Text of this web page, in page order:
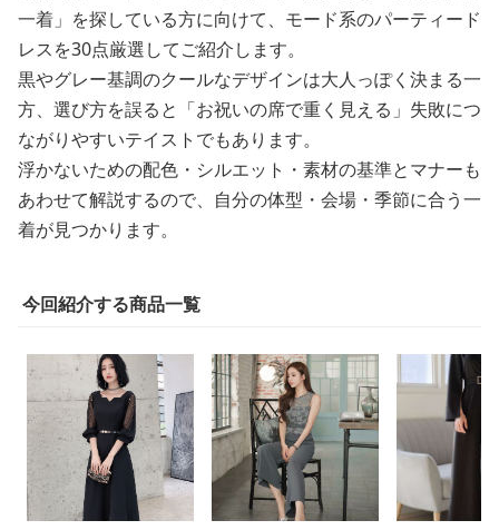
一着」を探している方に向けて、モード系のパーティード
レスを30点厳選してご紹介します。
黒やグレー基調のクールなデザインは大人っぽく決まる一
方、選び方を誤ると「お祝いの席で重く見える」失敗につ
ながりやすいテイストでもあります。
浮かないための配色・シルエット・素材の基準とマナーも
あわせて解説するので、自分の体型・会場・季節に合う一
着が見つかります。
今回紹介する商品一覧